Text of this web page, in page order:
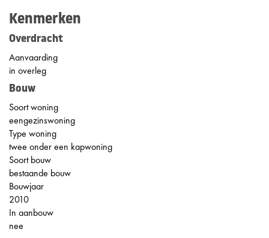
Kenmerken
Overdracht
Aanvaarding
in overleg
Bouw
Soort woning
eengezinswoning
Type woning
twee onder een kapwoning
Soort bouw
bestaande bouw
Bouwjaar
2010
In aanbouw
nee